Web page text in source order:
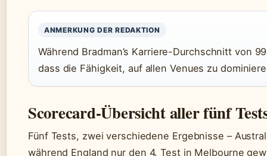
ANMERKUNG DER REDAKTION
Während Bradman’s Karriere-Durchschnitt von
dass die Fähigkeit, auf allen Venues zu
Scorecard-Übersicht aller fünf
Fünf Tests, zwei verschiedene Ergebnisse –
während England nur den 4. Test in Melbourne